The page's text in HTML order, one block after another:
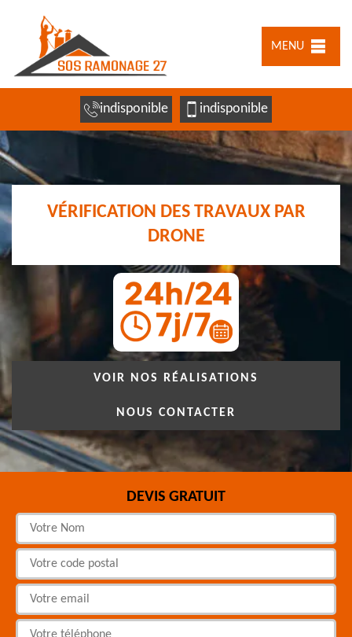
MENU
indisponible indisponible
VÉRIFICATION DES TRAVAUX PAR
DRONE
VOIR NOS RÉALISATIONS
NOUS CONTACTER
DEVIS GRATUIT